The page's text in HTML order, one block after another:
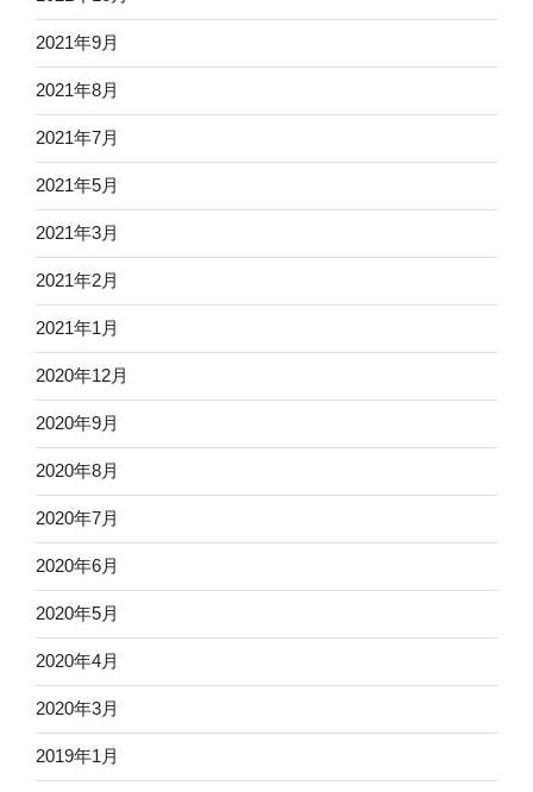
2021年9月
2021年8月
2021年7月
2021年5月
2021年3月
2021年2月
2021年1月
2020年12月
2020年9月
2020年8月
2020年7月
2020年6月
2020年5月
2020年4月
2020年3月
2019年1月